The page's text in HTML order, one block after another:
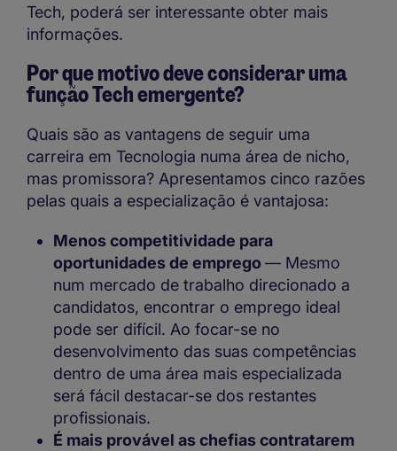
Tech, poderá ser interessante obter mais
informações.
Por que motivo deve considerar uma
função Tech emergente?
Quais são as vantagens de seguir uma
carreira em Tecnologia numa área de nicho,
mas promissora? Apresentamos cinco razões
pelas quais a especialização é vantajosa:
Menos competitividade para
oportunidades de emprego — Mesmo
num mercado de trabalho direcionado a
candidatos, encontrar o emprego ideal
pode ser difícil. Ao focar-se no
desenvolvimento das suas competências
dentro de uma área mais especializada
será fácil destacar-se dos restantes
profissionais.
É mais provável as chefias contratarem